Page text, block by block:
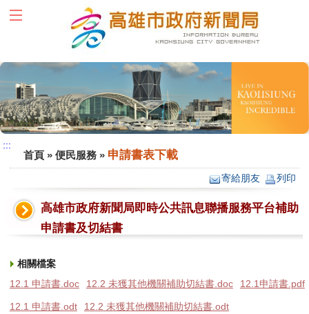
跳到主要內容區塊
:::
:::
首頁» 便民服務» 申請書表下載
寄給朋友 列印
高雄市政府新聞局即時公共訊息聯播服務平台補助
申請書及切結書
相關檔案
12.1 申請書.doc
12.2 未獲其他機關補助切結書.doc 12.1申請書.pdf
12.1 申請書.odt 12.2 未獲其他機關補助切結書.odt